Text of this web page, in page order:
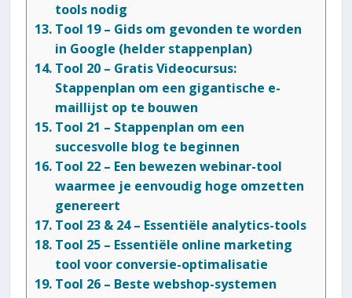
tools nodig
Tool 19 – Gids om gevonden te worden
in Google (helder stappenplan)
Tool 20 – Gratis Videocursus:
Stappenplan om een gigantische e-
maillijst op te bouwen
Tool 21 – Stappenplan om een
succesvolle blog te beginnen
Tool 22 – Een bewezen webinar-tool
waarmee je eenvoudig hoge omzetten
genereert
Tool 23 & 24 – Essentiële analytics-tools
Tool 25 – Essentiële online marketing
tool voor conversie-optimalisatie
Tool 26 – Beste webshop-systemen